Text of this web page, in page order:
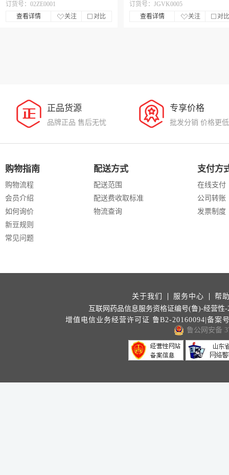
订货号：02ZE0001
查看详情
关注 对比
订货号：JGVK0005
查看详情
关注 对比
正品货源
品牌正品 售后无忧
专享价格
批发分销 价格更低
购物指南
购物流程
会员介绍
如何询价
新豆规则
常见问题
配送方式
配送范围
配送费收取标准
物流查询
支付方
在线支付
公司转账
发票制度
关于我们 服务中心
帮
互联网药品信息服务资格证编号(鲁)-经营性-
增值电信业务经营许可证 鲁B2-20160094|备案
鲁公网安备